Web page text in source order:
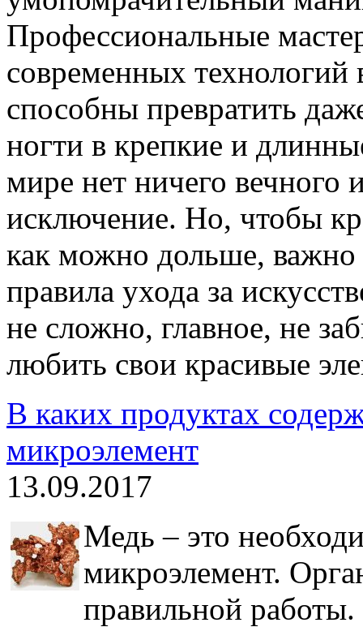
Профессиональные
современных технологий
способны превратить
ногти в крепкие и
мире нет ничего
исключение. Но, чтобы
как можно дольше, важно
правила ухода за
не сложно, главное, не
любить свои красивые
В каких продуктах
микроэлемент
13.09.2017
Медь – это
микроэлемент.
правильной